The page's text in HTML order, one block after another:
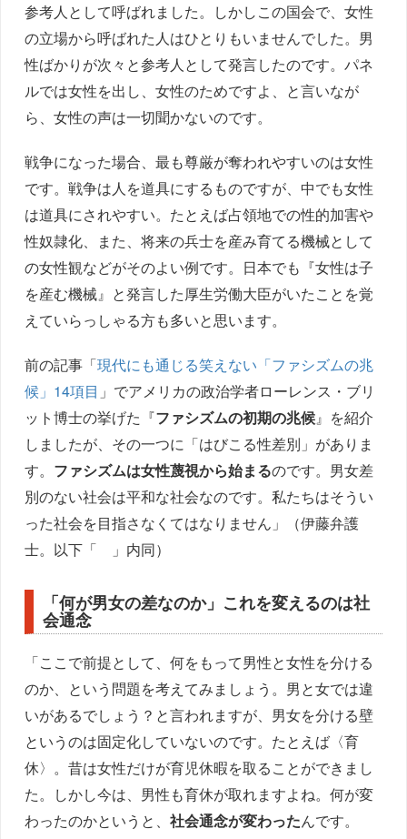
参考人として呼ばれました。しかしこの国会で、女性
の立場から呼ばれた人はひとりもいませんでした。男
性ばかりが次々と参考人として発言したのです。パネ
ルでは女性を出し、女性のためですよ、と言いなが
ら、女性の声は一切聞かないのです。
戦争になった場合、最も尊厳が奪われやすいのは女性
です。戦争は人を道具にするものですが、中でも女性
は道具にされやすい。たとえば占領地での性的加害や
性奴隷化、また、将来の兵士を産み育てる機械として
の女性観などがそのよい例です。日本でも『女性は子
を産む機械』と発言した厚生労働大臣がいたことを覚
えていらっしゃる方も多いと思います。
前の記事「現代にも通じる笑えない「ファシズムの兆
候」14項目 」でアメリカの政治学者ローレンス・ブリ
ット博士の挙げた『ファシズムの初期の兆候』を紹介
しましたが、その一つに「はびこる性差別」がありま
す。 ファシズムは女性蔑視から始まるのです。男女差
別のない社会は平和な社会なのです。私たちはそうい
った社会を目指さなくてはなりません」（伊藤弁護
士。以下「 」内同）
「何が男女の差なのか」これを変えるのは社
会通念
「ここで前提として、何をもって男性と女性を分ける
のか、という問題を考えてみましょう。男と女では違
いがあるでしょう？と言われますが、男女を分ける壁
というのは固定化していないのです。たとえば〈育
休〉。昔は女性だけが育児休暇を取ることができまし
た。しかし今は、男性も育休が取れますよね。何が変
わったのかというと、社会通念が変わったんです。